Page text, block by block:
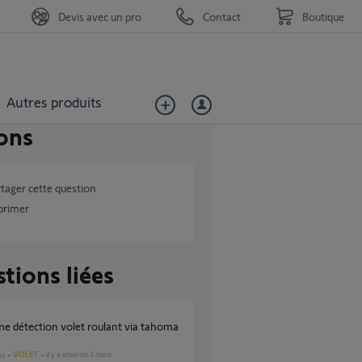
Autres produits
Devis avec un pro Contact Boutique
cette question
liées
VOLET il y a environ 2 mois